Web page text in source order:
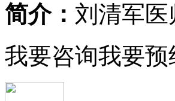
简介： 刘清军
我要咨询我要预